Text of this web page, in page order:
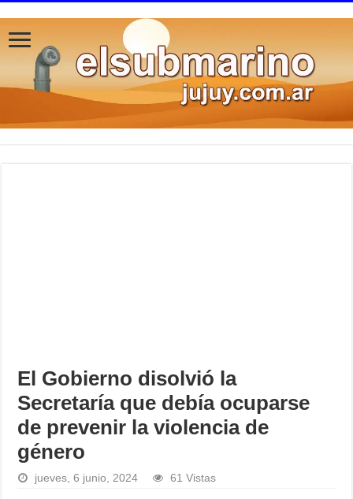
El Gobierno disolvió la
Secretaría que debía ocuparse
de prevenir la violencia de
género
jueves, 6 junio, 2024 61 Vistas